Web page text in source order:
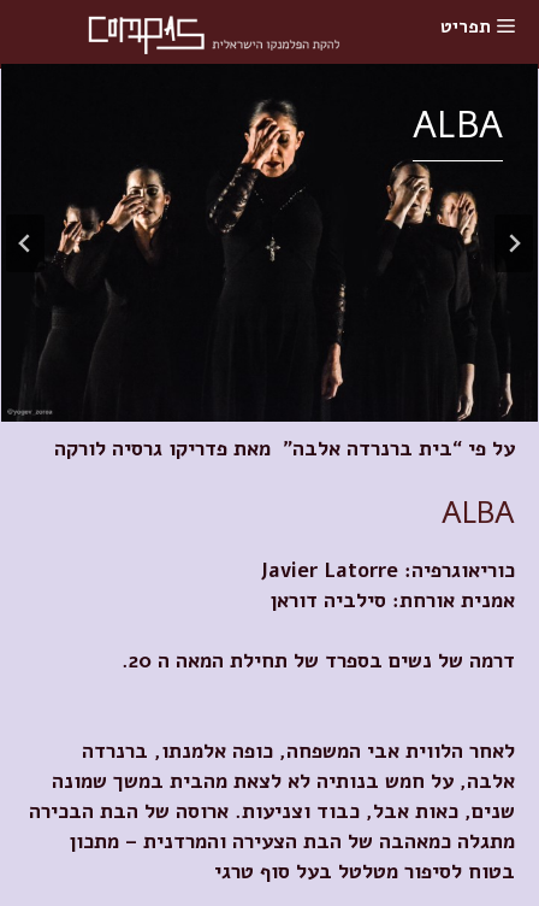
לתוכן תפריט
ALBA
על פי “בית ברנרדה אלבה” מאת פדריקו גרסיה לורקה
ALBA
כוריאוגרפיה: Javier Latorre
אמנית אורחת: סילביה דוראן
דרמה של נשים בספרד של תחילת המאה ה 20.
לאחר הלווית אבי המשפחה, כופה אלמנתו, ברנרדה
אלבה, על חמש בנותיה לא לצאת מהבית במשך שמונה
שנים, כאות אבל, כבוד וצניעות. ארוסה של הבת הבכירה
מתגלה כמאהבה של הבת הצעירה והמרדנית – מתכון
בטוח לסיפור מטלטל בעל סוף טרגי